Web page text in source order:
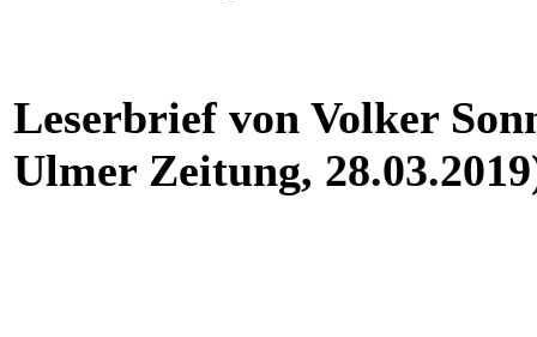
Leserbrief von Volker
Ulmer Zeitung,